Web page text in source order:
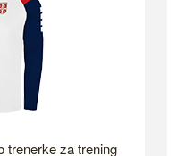
trenerke za trening